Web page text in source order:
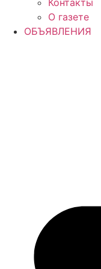
О газете
ОБЪЯВЛЕНИЯ